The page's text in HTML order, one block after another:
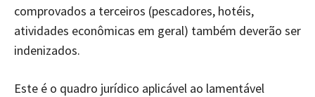
comprovados a terceiros (pescadores, hotéis,
atividades econômicas em geral) também deverão ser
indenizados.
Este é o quadro jurídico aplicável ao lamentável